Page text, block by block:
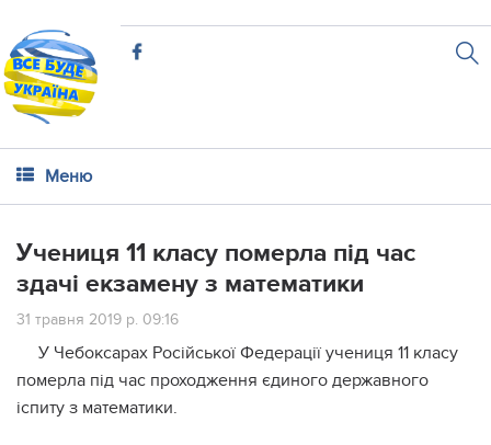
Меню
Учениця 11 класу померла під час
здачі екзамену з математики
31 травня 2019 р. 09:16
У Чебоксарах Російської Федерації учениця 11 класу
померла під час проходження єдиного державного
іспиту з математики.